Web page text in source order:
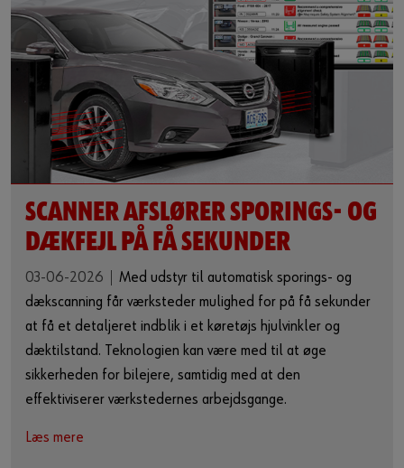
SCANNER AFSLØRER SPORINGS- OG
DÆKFEJL PÅ FÅ SEKUNDER
03-06-2026
Med udstyr til automatisk sporings- og
dækscanning får værksteder mulighed for på få sekunder
at få et detaljeret indblik i et køretøjs hjulvinkler og
dæktilstand. Teknologien kan være med til at øge
sikkerheden for bilejere, samtidig med at den
effektiviserer værkstedernes arbejdsgange.
Læs mere